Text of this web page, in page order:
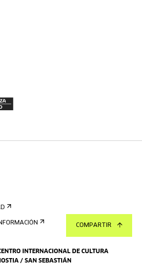
COMPARTIR
INTERNACIONAL DE CULTURA
/ SAN SEBASTIÁN